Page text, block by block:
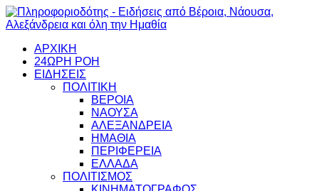
ΑΡΧΙΚΗ
24ΩΡΗ ΡΟΗ
ΕΙΔΗΣΕΙΣ
ΠΟΛΙΤΙΚΗ
ΒΕΡΟΙΑ
ΝΑΟΥΣΑ
ΑΛΕΞΑΝΔΡΕΙΑ
ΗΜΑΘΙΑ
ΠΕΡΙΦΕΡΕΙΑ
ΕΛΛΑΔΑ
ΠΟΛΙΤΙΣΜΟΣ